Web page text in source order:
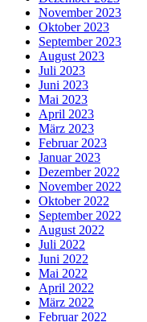
November 2023
Oktober 2023
September 2023
August 2023
Juli 2023
Juni 2023
Mai 2023
April 2023
März 2023
Februar 2023
Januar 2023
Dezember 2022
November 2022
Oktober 2022
September 2022
August 2022
Juli 2022
Juni 2022
Mai 2022
April 2022
März 2022
Februar 2022